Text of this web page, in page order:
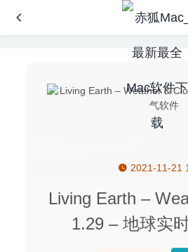
2021-11-21
Living Earth –
1.29 – 地球实
iRightMouse 1.1.5 中文版-最强大
Cisdem Duplicate Finder 5.2.0 –
2020-07-11
X Djing 2.3.2 中文版 – DJ音乐制